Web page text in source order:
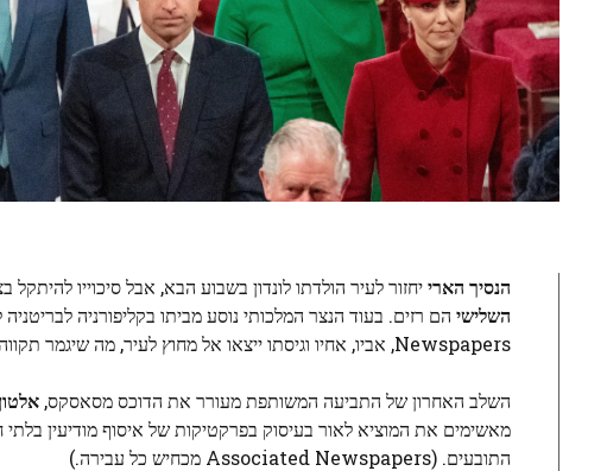
הנסיך הארייחזור לעיר הולדתו לונדון בשבוע הבא, אבל סיכוייו
השלישי
Newspapers, אביו, אחיו וגיסתו ייצאו אל מחוץ לעיר, מה שיגמר תקווה שביקור זה יוכל לעורר פיוס.
השלב האחרון של התביעה המשותפת מעורר את הדוכס מסאסקס,
מאשימים את המוציא לאור בעיסוק בפרקטיקות של איסוף מודיעין
התובעים. (Associated Newspapers מכחיש כל עבירה.)